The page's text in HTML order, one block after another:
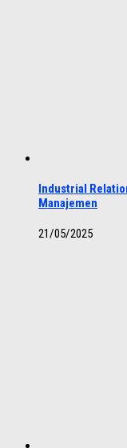
Industrial
Manajemen
21/05/2025